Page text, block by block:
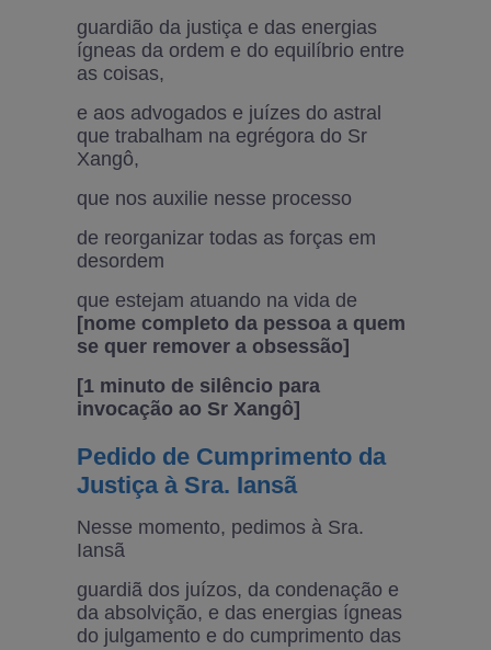
guardião da justiça e das energias
ígneas da ordem e do equilíbrio entre
as coisas,
e aos advogados e juízes do astral
que trabalham na egrégora do Sr
Xangô,
que nos auxilie nesse processo
de reorganizar todas as forças em
desordem
que estejam atuando na vida de
[nome completo da pessoa a quem
se quer remover a obsessão]
[1 minuto de silêncio para
invocação ao Sr Xangô]
Pedido de Cumprimento da
Justiça à Sra. Iansã
Nesse momento, pedimos à Sra.
Iansã
guardiã dos juízos, da condenação e
da absolvição, e das energias ígneas
do julgamento e do cumprimento das